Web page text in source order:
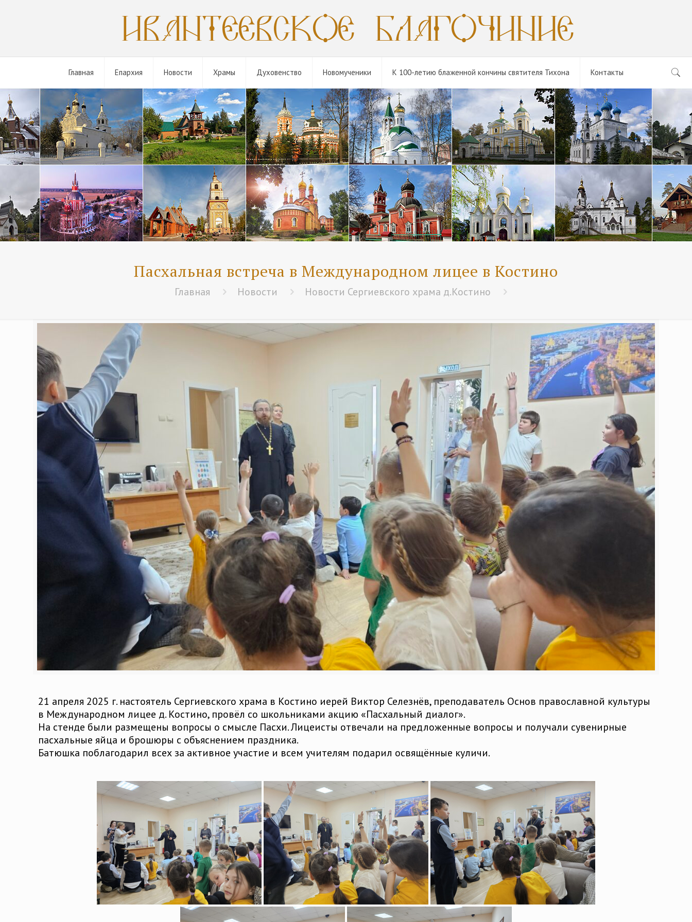
Главная Епархия Новости Храмы Духовенство Новомученики К 100-летию блаженной кончины святителя Тихона Контакты
Пасхальная встреча в Международном лицее в Костино
Главная Новости Новости Сергиевского храма д.Костино
21 апреля 2025 г. настоятель Сергиевского храма в Костино иерей Виктор Селезнёв, преподаватель Основ православной культуры
в Международном лицее д. Костино, провёл со школьниками акцию «Пасхальный диалог».
На стенде были размещены вопросы о смысле Пасхи. Лицеисты отвечали на предложенные вопросы и получали сувенирные
пасхальные яйца и брошюры с объяснением праздника.
Батюшка поблагодарил всех за активное участие и всем учителям подарил освящённые куличи.